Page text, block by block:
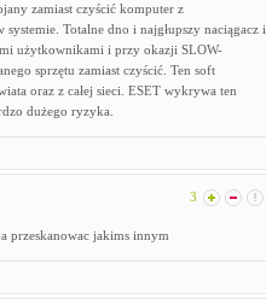
zamiast czyścić komputer z
Totalne dno i najgłupszy naciągacz i
użytkownikami i przy okazji SLOW-
sprzętu zamiast czyścić. Ten soft
oraz z całej sieci. ESET wykrywa ten
dużego ryzyka.
3
przeskanowac jakims innym